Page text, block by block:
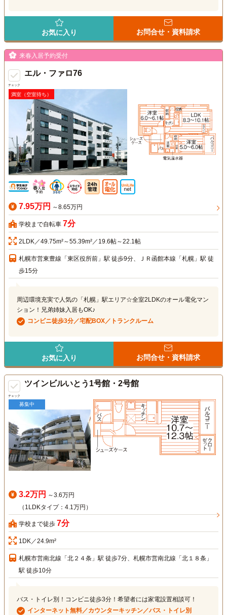
お気に入り お問合せ・資料請求
チェック
来春入居予約受付
エル・ファロ76
満室（空室待ち）
7.95万円 ～8.65万円
学校まで自転車 7分
2LDK／49.75m²～55.39m²／19.6帖～22.1帖
札幌市営東豊線「東区役所前」駅 徒歩9分、ＪＲ函館本線「札幌」駅 徒
歩15分
周辺環境充実で人気の「札幌」駅エリア☆全室2LDKのオール電化マン
ション！兄弟姉妹入居もOK♪
コンビニ徒歩3分／宅配BOX／トランクルーム
お気に入り お問合せ・資料請求
チェック
ツインビルいとう1号館・2号館
募集中
3.2万円 ～3.6万円
（1LDKタイプ：4.1万円）
学校まで徒歩 7分
1DK／24.9m²
札幌市営南北線「北２４条」駅 徒歩7分、札幌市営南北線「北１８条」
駅 徒歩10分
バス・トイレ別！コンビニ徒歩3分！希望者には家電設置相談可！
インターネット無料／カウンターキッチン／バス・トイレ別